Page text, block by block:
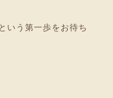
いう第一歩をお待ち